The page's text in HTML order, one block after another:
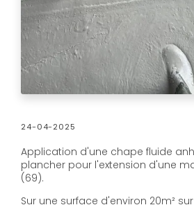
24-04-2025
Application d'une chape fluide
plancher pour l'extension d'une
(69).
Sur une surface d'environ 20m²